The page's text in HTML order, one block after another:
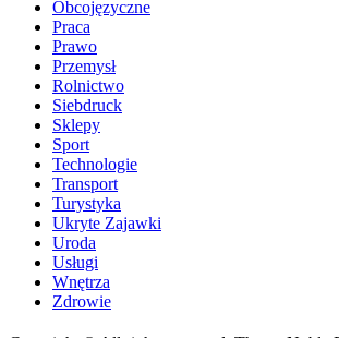
Obcojęzyczne
Praca
Prawo
Przemysł
Rolnictwo
Siebdruck
Sklepy
Sport
Technologie
Transport
Turystyka
Ukryte Zajawki
Uroda
Usługi
Wnętrza
Zdrowie